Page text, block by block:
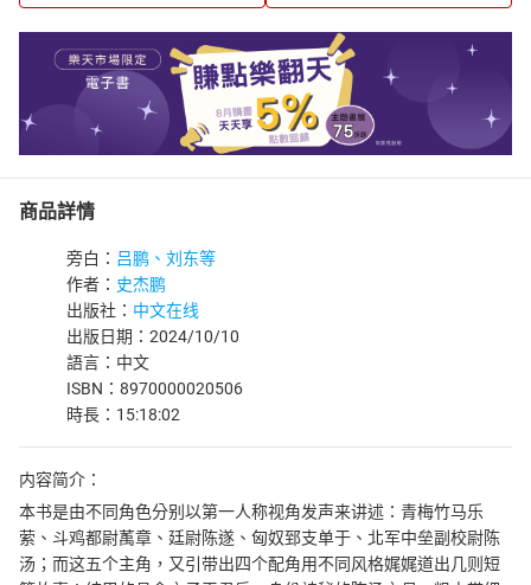
商品詳情
旁白： 吕鹏、刘东等
作者： 史杰鹏
出版社： 中文在线
出版日期：2024/10/10
語言：中文
ISBN：8970000020506
時長：15:18:02
内容简介：
本书是由不同角色分别以第一人称视角发声来讲述：青梅竹马乐
萦、斗鸡都尉萭章、廷尉陈遂、匈奴郅支单于、北军中垒副校尉陈
汤；而这五个主角，又引带出四个配角用不同风格娓娓道出几则短